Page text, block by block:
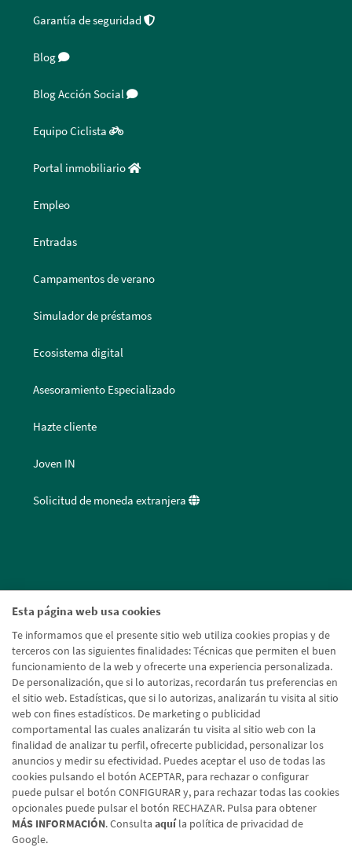
Esta página web usa cookies
Te informamos que el presente sitio web utiliza cookies propias y de
terceros con las siguientes finalidades: Técnicas que permiten el buen
funcionamiento de la web y ofrecerte una experiencia personalizada.
De personalización, que si lo autorizas, recordarán tus preferencias en
el sitio web. Estadísticas, que si lo autorizas, analizarán tu visita al sitio
web con fines estadísticos. De marketing o publicidad
comportamental las cuales analizarán tu visita al sitio web con la
finalidad de analizar tu perfil, ofrecerte publicidad, personalizar los
anuncios y medir su efectividad. Puedes aceptar el uso de todas las
cookies pulsando el botón ACEPTAR, para rechazar o configurar
puede pulsar el botón CONFIGURAR y, para rechazar todas las cookies
opcionales puede pulsar el botón RECHAZAR. Pulsa para obtener
MÁS INFORMACIÓN. Consulta aquíla política de privacidad de
Google.
Garantía de seguridad
Blog
Blog Acción Social
Equipo Ciclista
Portal inmobiliario
Empleo
Entradas
Campamentos de verano
Simulador de préstamos
Ecosistema digital
Asesoramiento Especializado
Hazte cliente
Joven IN
Solicitud de moneda extranjera
Aviso legal